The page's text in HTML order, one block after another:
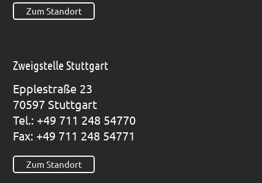
Zum Standort
Zweigstelle Stuttgart
Epp­le­straße 23
70597 Stutt­gart
Tel.: +49 711 248 54770
Fax: +49 711 248 54771
Zum Standort